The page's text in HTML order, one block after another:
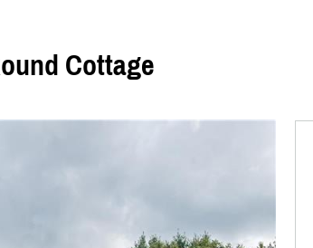
Cottage